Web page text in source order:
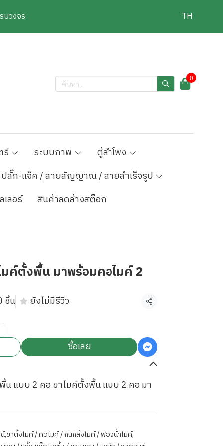
บวงจร TH
0
รี ระบบภาพ
ตู้ลำโพง
ปลั๊ก-แจ็ค / สายสัญญาณ / สายสำเร็จรูป
เลอร์ สินค้าลดล้างสต็อก
มค์ตั้งพื้น มาพร้อมคอไมค์ 2
ชิ้น ยังไม่มีรีวิว แชร์
ซื้อเลย
น แบบ 2 คอ ขาไมค์ตั้งพื้น แบบ 2 คอ มา
,ขาตั้งไมค์ / คอไมค์ / กันกลิ้งไมค์ / ฟองน้ำไมค์,